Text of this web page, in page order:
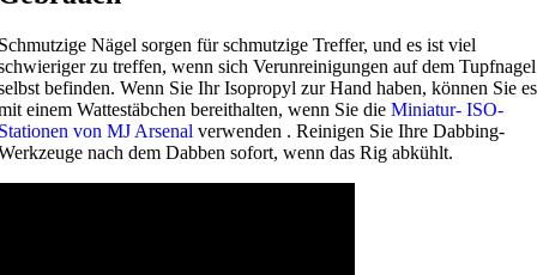
Nägel sorgen für schmutzige Treffer, und es ist viel
zu treffen, wenn sich Verunreinigungen auf dem Tupfnagel
befinden. Wenn Sie Ihr Isopropyl zur Hand haben, können Sie es
einem Wattestäbchen bereithalten, wenn Sie die Miniatur- ISO-
von MJ Arsenal verwenden . Reinigen Sie Ihre Dabbing-
nach dem Dabben sofort, wenn das Rig abkühlt.